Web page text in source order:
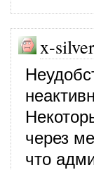
x-
через
что